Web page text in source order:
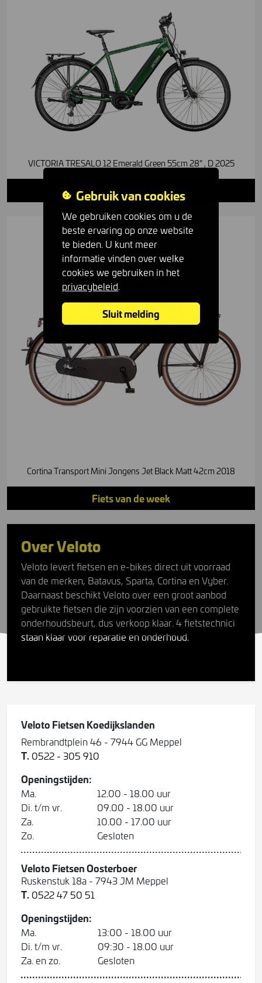
VICTORIA TRESALO 12 Emerald Green 55cm 28" , D 2025
Nieuw in de webshop
Cortina Transport Mini Jongens Jet Black Matt 42cm 2018
Fiets van de week
Over Veloto
Veloto levert fietsen en e-bikes direct uit voorraad
van de merken, Batavus, Sparta, Cortina en Vyber.
Daarnaast beschikt Veloto over een groot aanbod
gebruikte fietsen die zijn voorzien van een complete
onderhoudsbeurt, dus verkoop klaar. 4 fietstechnici
staan klaar voor reparatie en onderhoud.
Veloto Fietsen Koedijkslanden
Rembrandtplein 46 - 7944 GG Meppel
T. 0522 - 305 910
Openingstijden:
Ma.
12.00 - 18.00 uur
Di. t/m vr.
09.00 - 18.00 uur
Za.
10.00 - 17.00 uur
Zo.
Gesloten
Veloto Fietsen Oosterboer
Ruskenstuk 18a - 7943 JM Meppel
T. 0522 47 50 51
Openingstijden:
Ma.
13:00 - 18.00 uur
Di. t/m vr.
09:30 - 18.00 uur
Za. en zo.
Gesloten
Gebruik van cookies
We gebruiken cookies om u de
beste ervaring op onze website
te bieden. U kunt meer
informatie vinden over welke
cookies we gebruiken in het
privacybeleid.
Sluit melding